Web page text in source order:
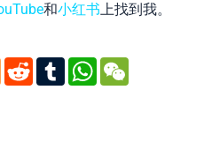
和小红书上找到我。
Blogger
Reddit
Tumblr